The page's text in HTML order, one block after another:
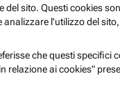
del sito. Questi cookies
l'utilizzo del
che questi
relazione ai cookies"